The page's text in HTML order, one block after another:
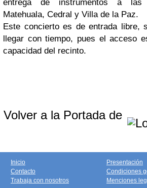
entrega de instrumentos a las
Matehuala, Cedral y Villa de la Paz.
Este concierto es de entrada libre,
llegar con tiempo, pues el acceso
capacidad del recinto.
Volver a la Portada de
Inicio
Contacto
Trabaja con nosotros
Presentación
Condiciones
Menciones